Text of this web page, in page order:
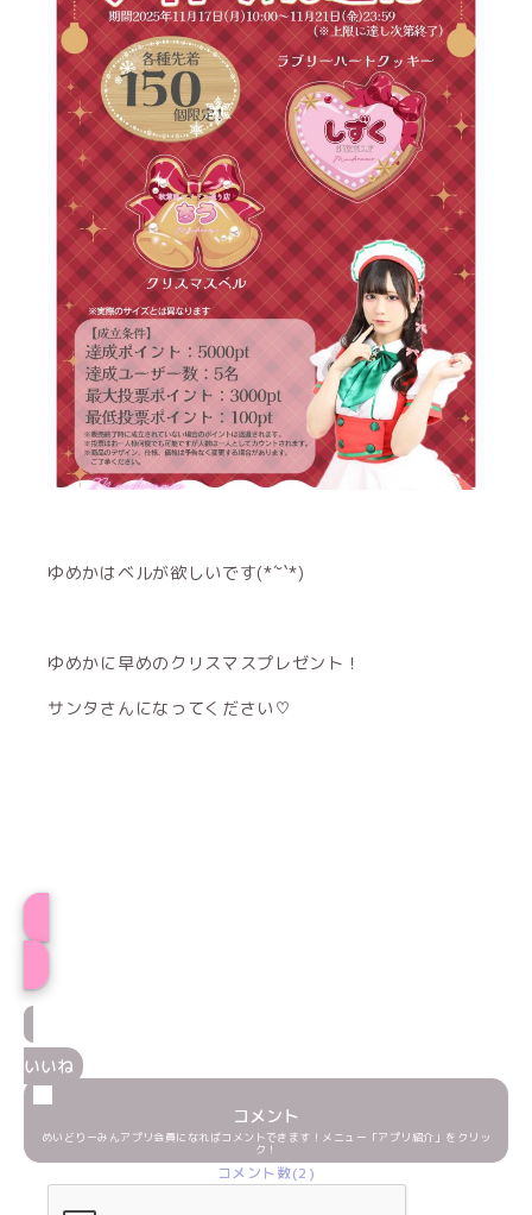
ゆめかはベルが欲しいです(*´˘`*)
ゆめかに早めのクリスマスプレゼント！
サンタさんになってください♡
いいね
コメント
めいどりーみんアプリ会員になればコメントできます！メニュー「アプリ紹介」をクリッ
ク！
コメント数(2)